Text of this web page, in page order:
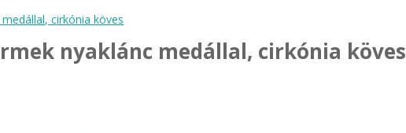
nyaklánc medállal, cirkónia köves